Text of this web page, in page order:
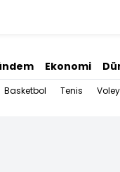
Ekonomi
Basketbol Tenis